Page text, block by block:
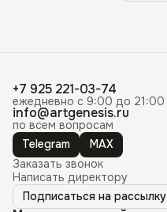
+7 925 221-03-74
ежедневно с 9:00 до 21:00
info@artgenesis.ru
по всем вопросам
Telegram
MAX
Заказать звонок
Написать директору
Подписаться на рассылку